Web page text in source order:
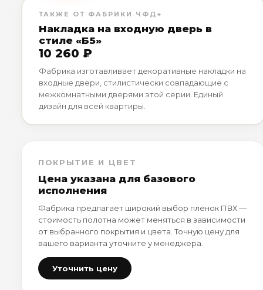
ТАКЖЕ ОТ ФАБРИКИ ЧФД+
Накладка на входную дверь в
стиле «Б5»
10 260 ₽
Фабрика изготавливает декоративные накладки на
входные двери, стилистически совпадающие с
межкомнатными дверями этой серии. Единый
дизайн для всей квартиры.
ПОКРЫТИЕ И ЦВЕТ
Цена указана для базового
исполнения
Фабрика предлагает широкий выбор плёнок ПВХ —
стоимость полотна может меняться в зависимости
от выбранного покрытия и цвета. Точную цену для
вашего варианта уточните у менеджера.
Уточнить цену